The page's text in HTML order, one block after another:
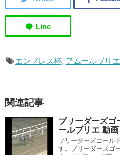
エンプレス杯, アムールブリエ
関連記事
ブリーダーズゴ
ールブリエ 動
ブリーダーズゴール
す。ブリーダーズゴ